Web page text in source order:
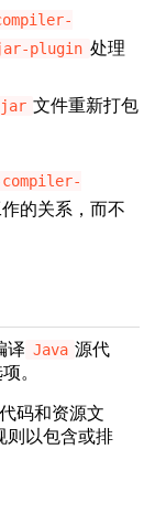
jar-plugin 处理
jar 文件重新打包
compiler-
的关系，而不
译 Java 源代
。
码和资源文
则以包含或排